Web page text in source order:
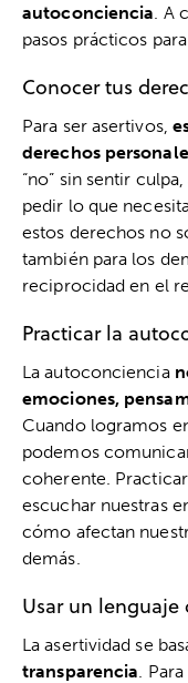
autoconciencia .
pasos prácticos
Conocer tus
Para ser asertivos,
derechos
“no” sin sentir
pedir lo que
estos derechos no
también para los
reciprocidad en el
Practicar la
La autoconciencia
emociones,
Cuando logramos
podemos
coherente.
escuchar nuestras
cómo afectan
demás.
Usar un lenguaje
La asertividad se
transparencia .